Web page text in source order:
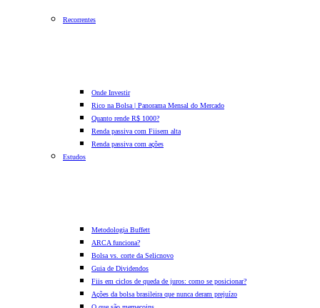
Recorrentes
Onde Investir
Rico na Bolsa | Panorama Mensal do Mercado
Quanto rende R$ 1000?
Renda passiva com Fiisem alta
Renda passiva com ações
Estudos
Metodologia Buffett
ARCA funciona?
Bolsa vs. corte da Selicnovo
Guia de Dividendos
Fiis em ciclos de queda de juros: como se posicionar?
Ações da bolsa brasileira que nunca deram prejuízo